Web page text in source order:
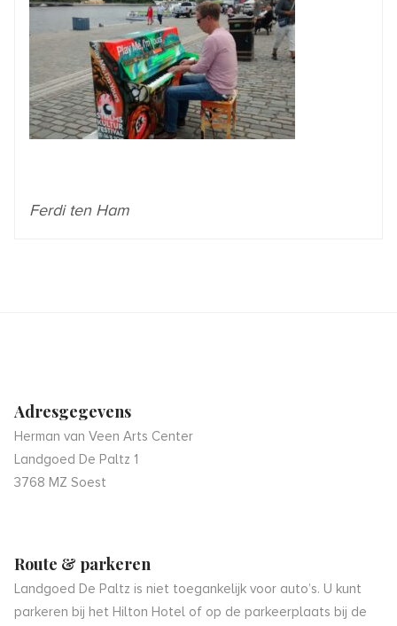
Ferdi ten Ham
Adresgegevens
Herman van Veen Arts Center
Landgoed De Paltz 1
3768 MZ Soest
Route & parkeren
Landgoed De Paltz is niet toegankelijk voor auto’s. U kunt
parkeren bij het Hilton Hotel of op de parkeerplaats bij de